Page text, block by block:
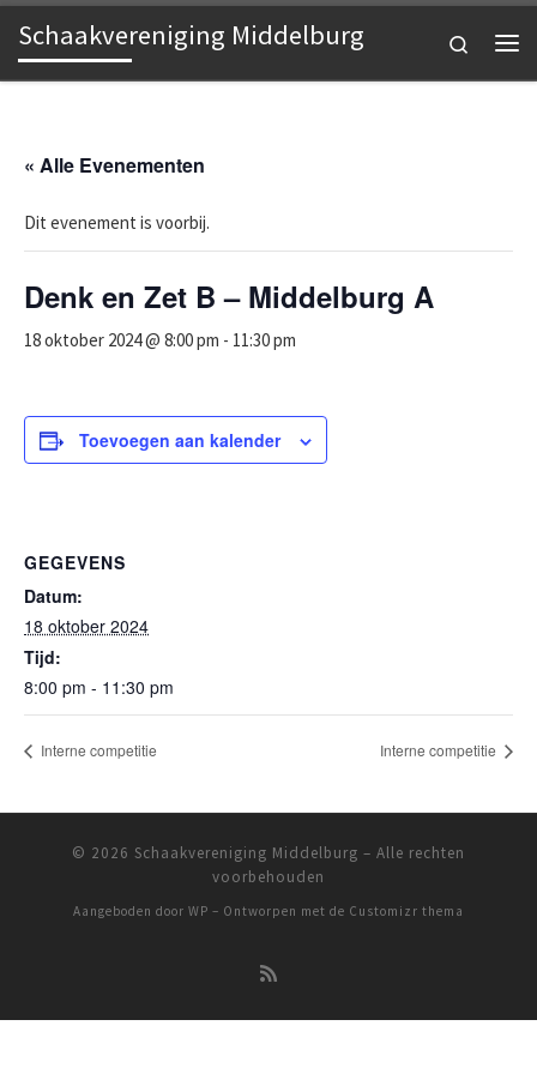
Ga naar inhoud
Schaakvereniging Middelburg
Search
« Alle Evenementen
Dit evenement is voorbij.
Denk en Zet B – Middelburg A
18 oktober 2024 @ 8:00 pm - 11:30 pm
Toevoegen aan kalender
GEGEVENS
Datum:
18 oktober 2024
Tijd:
8:00 pm - 11:30 pm
Interne competitie Interne competitie
© 2026 Schaakvereniging Middelburg – Alle rechten
voorbehouden
Aangeboden door WP – Ontworpen met de Customizr thema